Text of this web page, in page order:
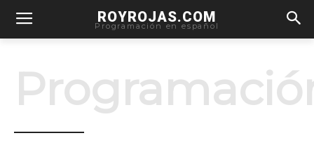
ROYROJAS.COM
Programación en español